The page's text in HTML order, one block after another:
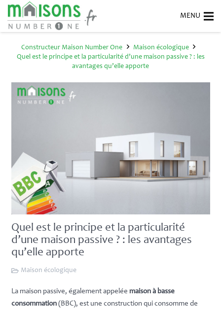
Constructeur Maison Number One
Maison écologique
Quel est le principe et la particularité d’une maison passive ? : les
avantages qu’elle apporte
Quel est le principe et la particularité
d’une maison passive ? : les avantages
qu’elle apporte
Maison écologique
La maison passive, également appelée maison à basse
consommation(BBC), est une construction qui consomme de